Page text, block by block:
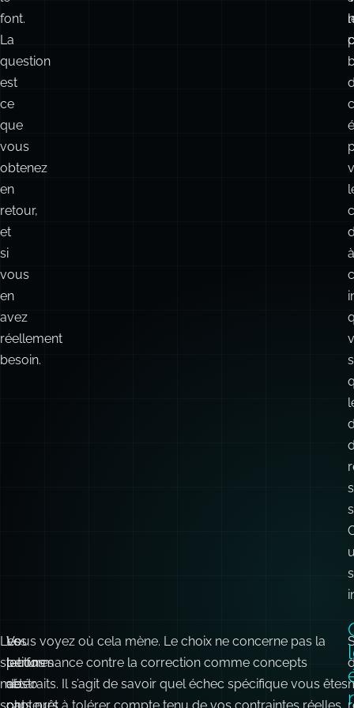
font.
La
question
est
ce
que
vous
obtenez
en
retour,
et
si
vous
en
avez
réellement
besoin.
:
à
Les
stations
météo
sont
Les
lectures
de
capteurs
Vous voyez où cela mène. Le choix ne concerne pas la
performance contre la correction comme concepts
abstraits. Il s’agit de savoir quel échec spécifique vous êtes
plus prêt à tolérer compte tenu de vos contraintes réelles